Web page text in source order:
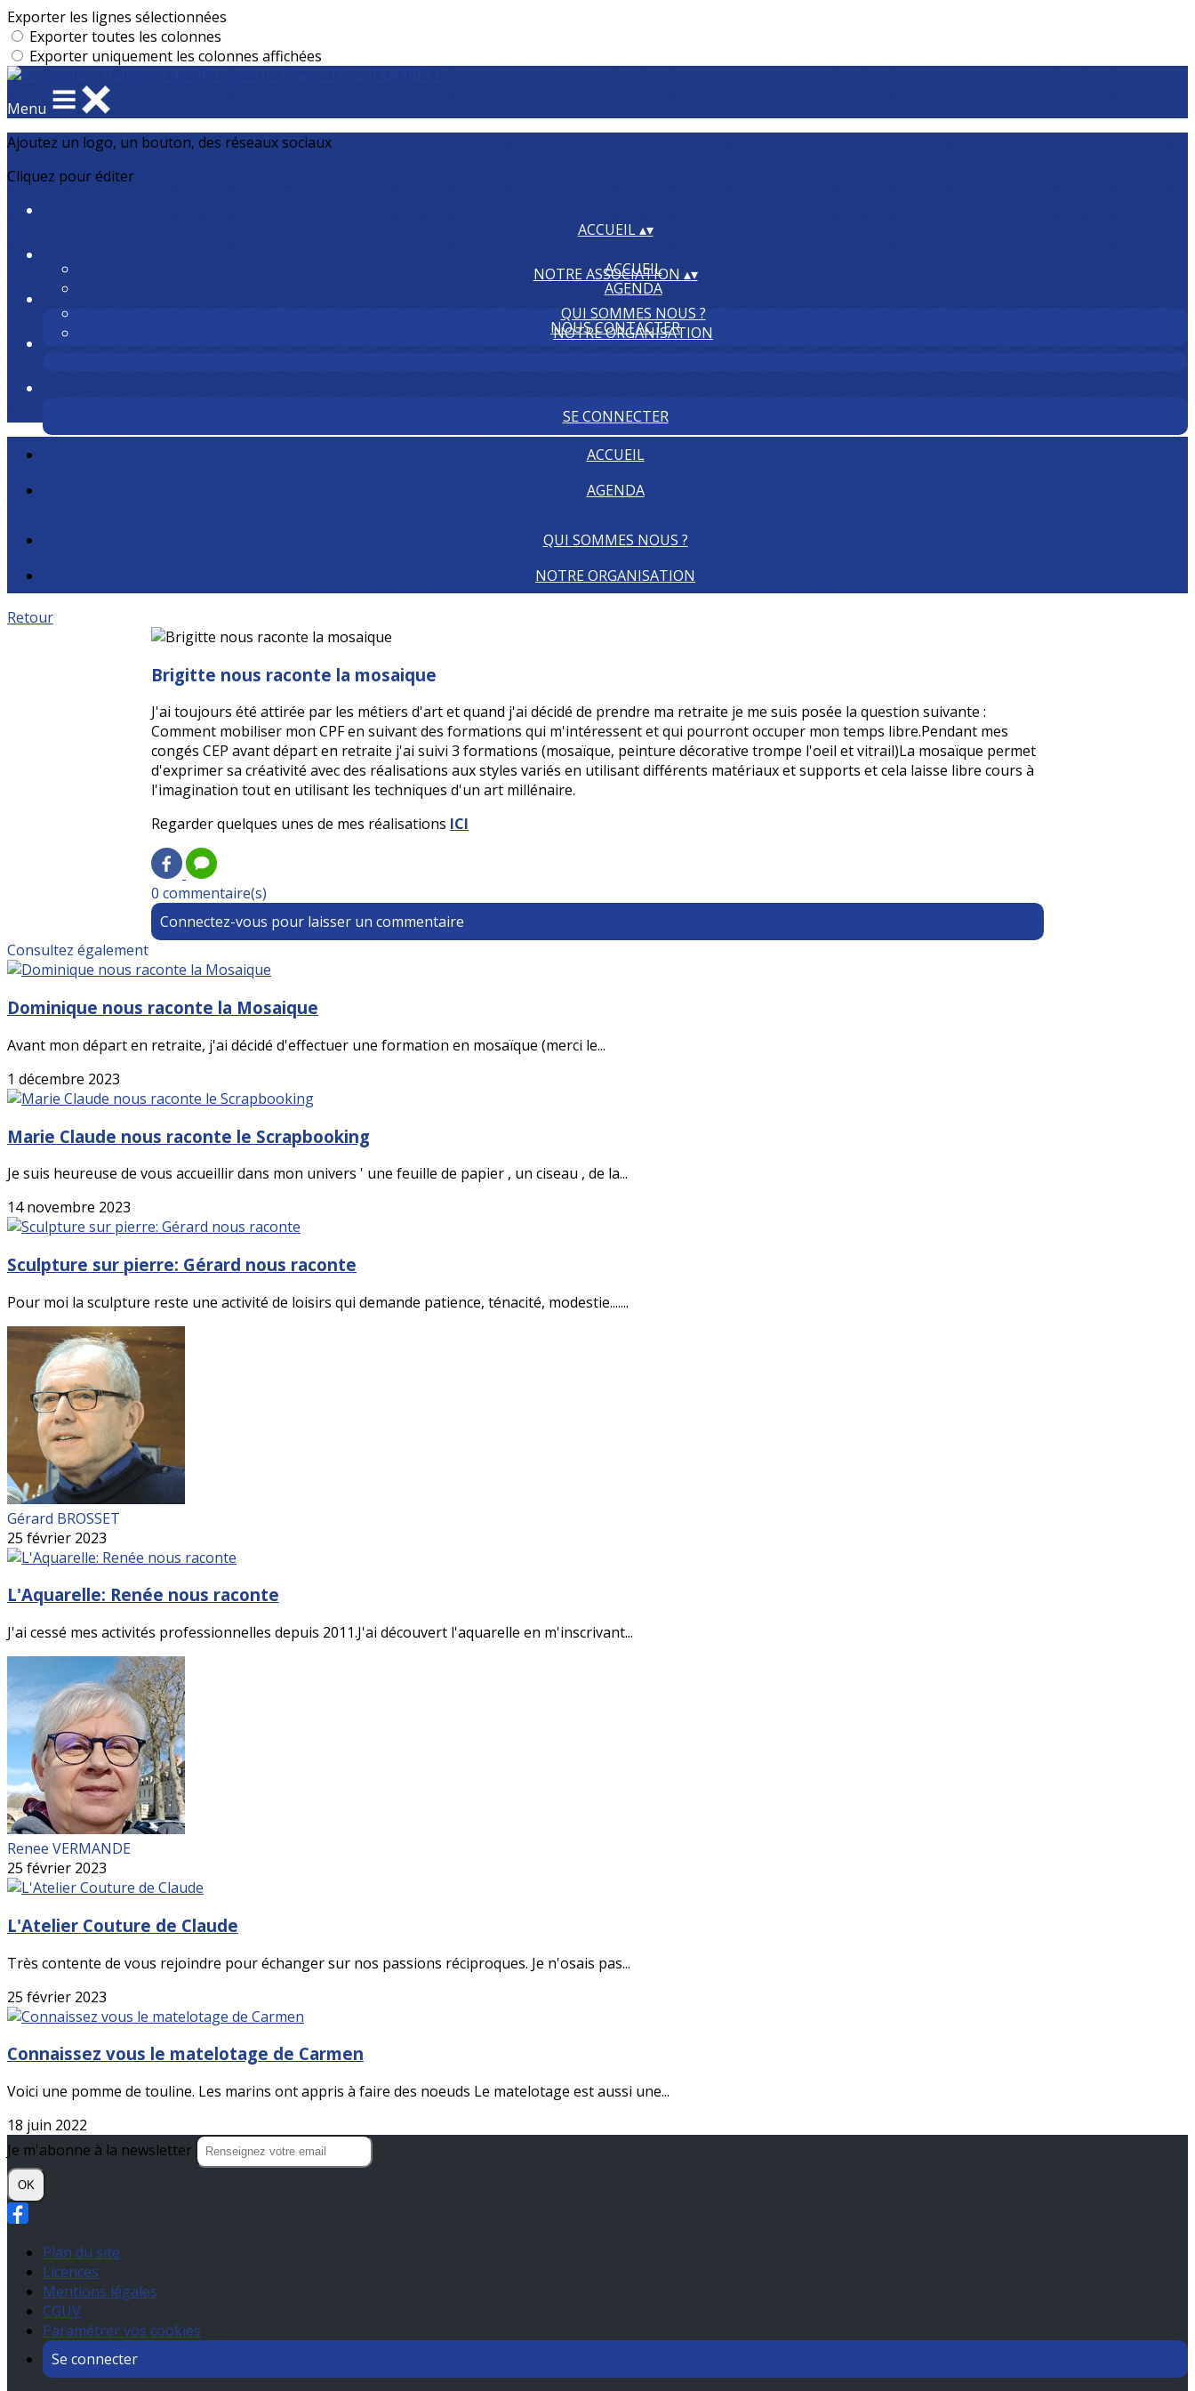
Exporter les lignes sélectionnées
Exporter toutes les colonnes
Exporter uniquement les colonnes affichées
Menu
Ajoutez un logo, un bouton, des réseaux sociaux
Cliquez pour éditer
ACCUEIL▴▾
ACCUEIL
AGENDA
NOTRE ASSOCIATION ▴▾
QUI SOMMES NOUS ?
NOTRE ORGANISATION
NOUS CONTACTER
SE CONNECTER
ACCUEIL
AGENDA
QUI SOMMES NOUS ?
NOTRE ORGANISATION
Retour
Brigitte nous raconte la mosaique
J'ai toujours été attirée par les métiers d'art et quand j'ai décidé de prendre ma retraite je me suis posée la question suivante :
Comment mobiliser mon CPF en suivant des formations qui m'intéressent et qui pourront occuper mon temps libre.Pendant mes
congés CEP avant départ en retraite j'ai suivi 3 formations (mosaïque, peinture décorative trompe l'oeil et vitrail)La mosaïque permet
d'exprimer sa créativité avec des réalisations aux styles variés en utilisant différents matériaux et supports et cela laisse libre cours à
l'imagination tout en utilisant les techniques d'un art millénaire.
Regarder quelques unes de mes réalisations ICI
0 commentaire(s)
Connectez-vous pour laisser un commentaire
Consultez également
Dominique nous raconte la Mosaique
Avant mon départ en retraite, j'ai décidé d'effectuer une formation en mosaïque (merci le...
1 décembre 2023
Marie Claude nous raconte le Scrapbooking
Je suis heureuse de vous accueillir dans mon univers ' une feuille de papier , un ciseau , de la...
14 novembre 2023
Sculpture sur pierre: Gérard nous raconte
Pour moi la sculpture reste une activité de loisirs qui demande patience, ténacité, modestie.......
Gérard BROSSET
25 février 2023
L'Aquarelle: Renée nous raconte
J'ai cessé mes activités professionnelles depuis 2011.J'ai découvert l'aquarelle en m'inscrivant...
Renee VERMANDE
25 février 2023
L'Atelier Couture de Claude
Très contente de vous rejoindre pour échanger sur nos passions réciproques. Je n'osais pas...
25 février 2023
Connaissez vous le matelotage de Carmen
Voici une pomme de touline. Les marins ont appris à faire des noeuds Le matelotage est aussi une...
18 juin 2022
Je m'abonne à la newsletter
OK
Plan du site
Licences
Mentions légales
CGUV
Paramétrer vos cookies
Se connecter